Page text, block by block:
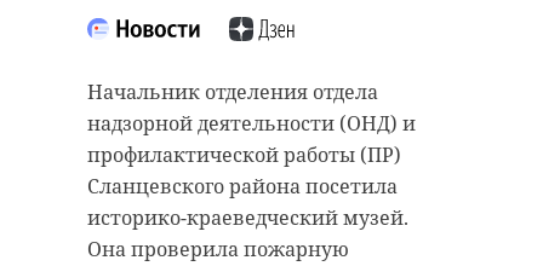
Начальник отделения отдела
надзорной деятельности (ОНД) и
профилактической работы (ПР)
Сланцевского района посетила
историко-краеведческий музей.
Она проверила пожарную